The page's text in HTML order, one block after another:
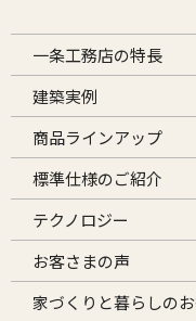
一条工務店の特長
建築実例
商品ラインアップ
標準仕様のご紹介
テクノロジー
お客さまの声
家づくりと暮らしの